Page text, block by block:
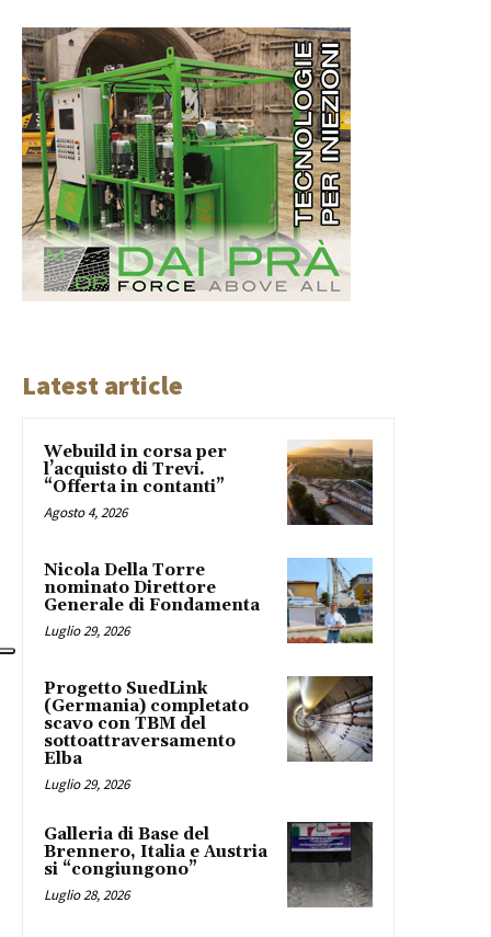
Latest article
Webuild in corsa per
l’acquisto di Trevi.
“Offerta in contanti”
Agosto 4, 2026
Nicola Della Torre
nominato Direttore
Generale di Fondamenta
Luglio 29, 2026
Progetto SuedLink
(Germania) completato
scavo con TBM del
sottoattraversamento
Elba
Luglio 29, 2026
Galleria di Base del
Brennero, Italia e Austria
si “congiungono”
Luglio 28, 2026